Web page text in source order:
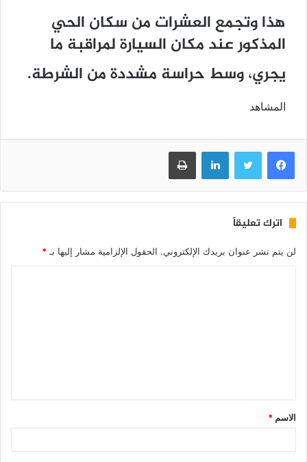
هذا وتجمع العشرات من سكان الحي
المذكور عند مكان السيارة لمراقبة ما
يجري، وسط حراسة مشددة من الشرطة.
المشاهد
فيسبوك تويتر لينكدإن طباعة
اترك تعليقاً
لن يتم نشر عنوان بريدك الإلكتروني. الحقول الإلزامية مشار إليها بـ *
الاسم *